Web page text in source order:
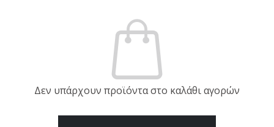
Δεν υπάρχουν προϊόντα στο καλάθι αγορών